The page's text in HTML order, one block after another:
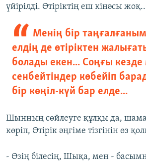
үйірілді. Өтіріктің еш кінәсы
Менің бір
елдің де өтіріктен
болады екен... Соңғы кезде
сенбейтіндер көбейіп
бір көңіл-күй бар елде...
Шынның сөйлеуге құлқы да,
көріп, Өтірік әңгіме тізгінін өз
- Өзің білесің, Шықа, мен -